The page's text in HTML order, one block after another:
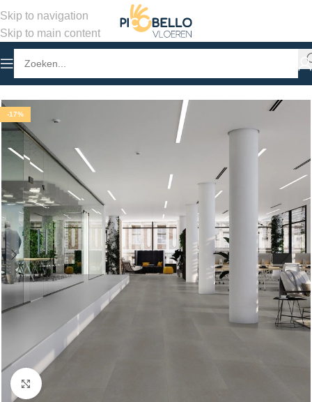
Skip to navigation
Skip to main content
Home/Winkel
-17%
Klik om te vergroten